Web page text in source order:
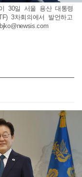
30일 서울 용산 대통령
3차회의에서 발언하고
bjko@newsis.com